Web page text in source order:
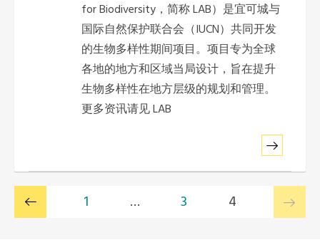
for Biodiversity，简称 LAB）是宜可城与
国际自然保护联合会（IUCN）共同开发
的生物多样性期间项目。项目专为全球
各地的地方和区域当局设计，旨在提升
生物多样性在地方层级的规划和管理。
更多资讯请见 LAB
1 … 3 4